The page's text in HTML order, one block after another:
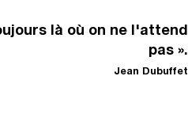
là où on ne l'attend
pas ».
Jean Dubuffet